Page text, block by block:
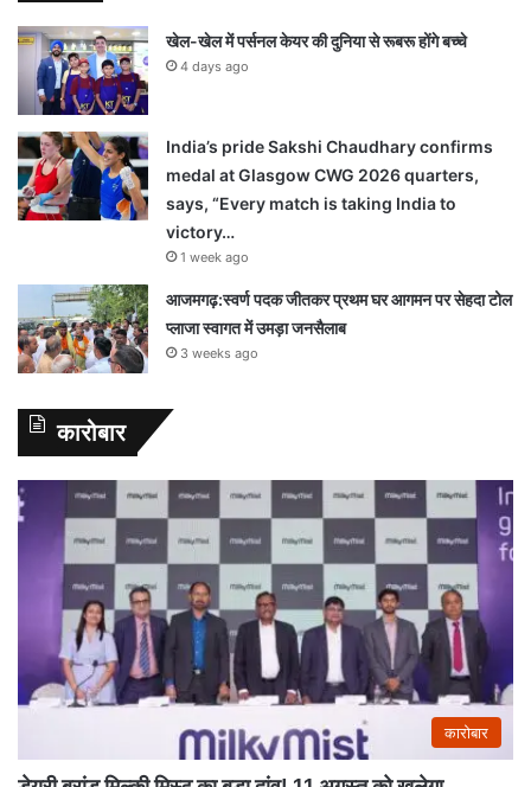
खेल-खेल में पर्सनल केयर की दुनिया से रूबरू होंगे बच्चे
4 days ago
India’s pride Sakshi Chaudhary confirms
medal at Glasgow CWG 2026 quarters,
says, “Every match is taking India to
victory…
1 week ago
आजमगढ़:स्वर्ण पदक जीतकर प्रथम घर आगमन पर सेहदा टोल
प्लाजा स्वागत में उमड़ा जनसैलाब
3 weeks ago
कारोबार
कारोबार